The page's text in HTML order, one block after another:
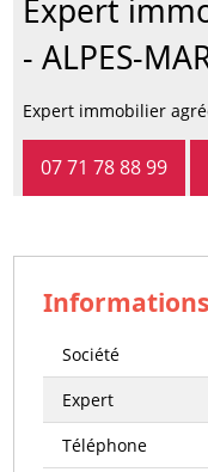
Expert
- ALPES-
Expert immobilier
07 71 78 88 99
Informations
Société
Expert
Téléphone